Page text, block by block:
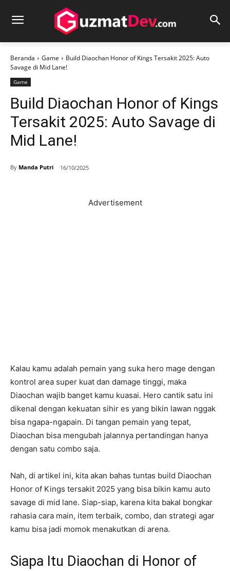
Beranda Game
Build Diaochan Honor of Kings Tersakit 2025: Auto
Savage di Mid Lane!
Game
Build Diaochan Honor of Kings
Tersakit 2025: Auto Savage di
Mid Lane!
By Manda Putri 16/10/2025
Advertisement
Kalau kamu adalah pemain yang suka hero mage dengan
kontrol area super kuat dan damage tinggi, maka
Diaochan wajib banget kamu kuasai. Hero cantik satu ini
dikenal dengan kekuatan sihir es yang bikin lawan nggak
bisa ngapa-ngapain. Di tangan pemain yang tepat,
Diaochan bisa mengubah jalannya pertandingan hanya
dengan satu combo saja.
Nah, di artikel ini, kita akan bahas tuntas build Diaochan
Honor of Kings tersakit 2025 yang bisa bikin kamu auto
savage di mid lane. Siap-siap, karena kita bakal bongkar
rahasia cara main, item terbaik, combo, dan strategi agar
kamu bisa jadi momok menakutkan di arena.
Siapa Itu Diaochan di Honor of